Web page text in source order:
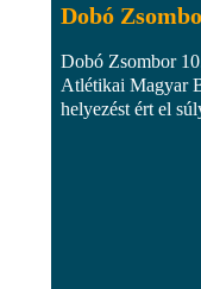
Dobó
Dobó Zsombor
Atlétikai Magyar
helyezést ért el